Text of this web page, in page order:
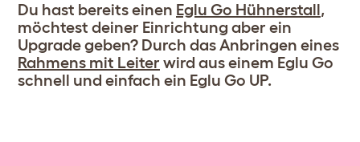
Du hast bereits einen Eglu Go Hühnerstall,
möchtest deiner Einrichtung aber ein
Upgrade geben? Durch das Anbringen eines
Rahmens mit Leiter wird aus einem Eglu Go
schnell und einfach ein Eglu Go UP.